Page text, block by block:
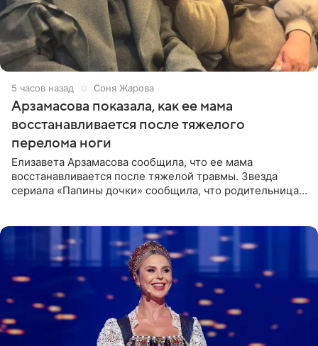
5 часов назад Соня Жарова
Арзамасова показала, как ее мама
восстанавливается после тяжелого
перелома ноги
Елизавета Арзамасова сообщила, что ее мама
восстанавливается после тяжелой травмы. Звезда
сериала «Папины дочки» сообщила, что родительница